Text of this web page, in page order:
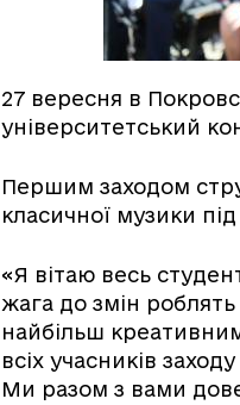
27 вересня в
університетський
Першим заходом
класичної музики
«Я вітаю весь
жага до змін
найбільш
всіх учасників
Ми разом з вами